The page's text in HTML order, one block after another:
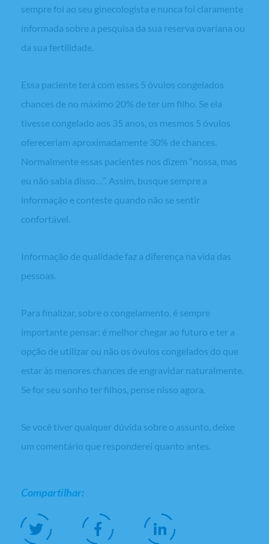
sempre foi ao seu ginecologista e nunca foi claramente
informada sobre a pesquisa da sua reserva ovariana ou
da sua fertilidade.
Essa paciente terá com esses 5 óvulos congelados
chances de no máximo 20% de ter um filho. Se ela
tivesse congelado aos 35 anos, os mesmos 5 óvulos
ofereceriam aproximadamente 30% de chances.
Normalmente essas pacientes nos dizem “nossa, mas
eu não sabia disso…”. Assim, busque sempre a
informação e conteste quando não se sentir
confortável.
Informação de qualidade faz a diferença na vida das
pessoas.
Para finalizar, sobre o congelamento, é sempre
importante pensar: é melhor chegar ao futuro e ter a
opção de utilizar ou não os óvulos congelados do que
estar às menores chances de engravidar naturalmente.
Se for seu sonho ter filhos, pense nisso agora.
Se você tiver qualquer dúvida sobre o assunto, deixe
um comentário que responderei quanto antes.
Compartilhar: